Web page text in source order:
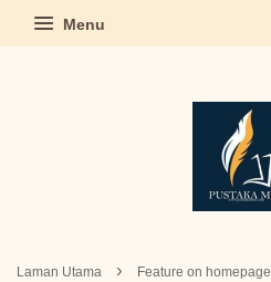
Menu
Laman Utama › Feature on homepage